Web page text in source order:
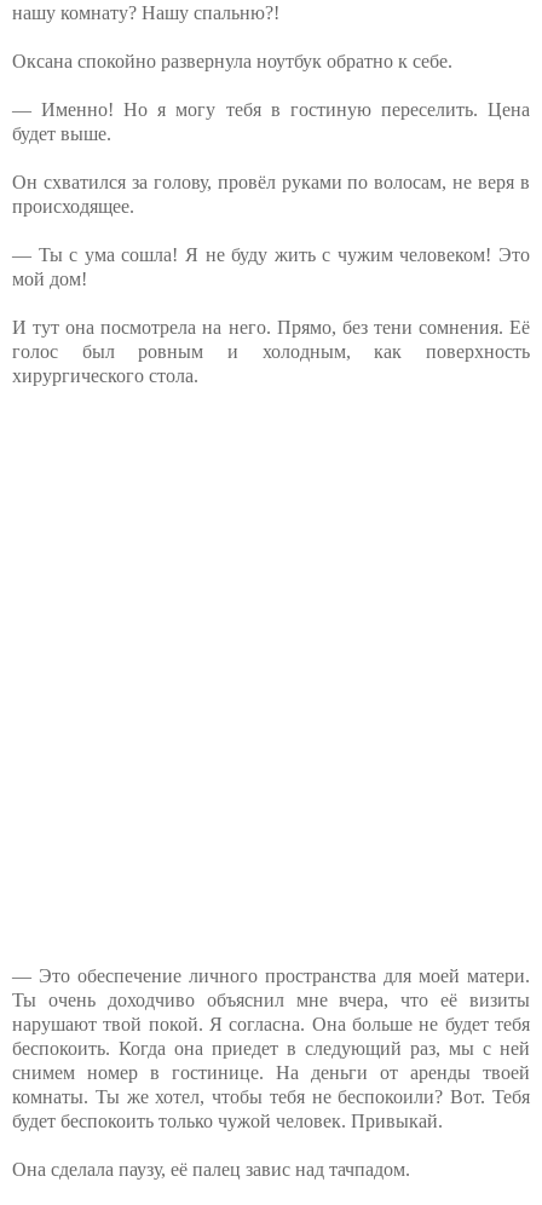
нашу комнату? Нашу спальню?!
Оксана спокойно развернула ноутбук обратно к себе.
— Именно! Но я могу тебя в гостиную переселить. Цена
будет выше.
Он схватился за голову, провёл руками по волосам, не веря в
происходящее.
— Ты с ума сошла! Я не буду жить с чужим человеком! Это
мой дом!
И тут она посмотрела на него. Прямо, без тени сомнения. Её
голос был ровным и холодным, как поверхность
хирургического стола.
— Это обеспечение личного пространства для моей матери.
Ты очень доходчиво объяснил мне вчера, что её визиты
нарушают твой покой. Я согласна. Она больше не будет тебя
беспокоить. Когда она приедет в следующий раз, мы с ней
снимем номер в гостинице. На деньги от аренды твоей
комнаты. Ты же хотел, чтобы тебя не беспокоили? Вот. Тебя
будет беспокоить только чужой человек. Привыкай.
Она сделала паузу, её палец завис над тачпадом.